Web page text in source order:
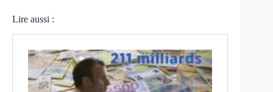
Lire aussi :